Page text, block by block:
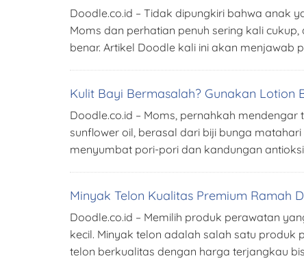
Doodle.co.id – Tidak dipungkiri bahwa anak
Moms dan perhatian penuh sering kali
benar. Artikel Doodle kali ini akan
Kulit Bayi Bermasalah? Gunakan
Doodle.co.id – Moms, pernahkah
sunflower oil, berasal dari biji bunga
menyumbat pori-pori dan kandungan
Minyak Telon Kualitas Premium Ramah
Doodle.co.id – Memilih produk perawatan
kecil. Minyak telon adalah salah satu
telon berkualitas dengan harga terjangkau